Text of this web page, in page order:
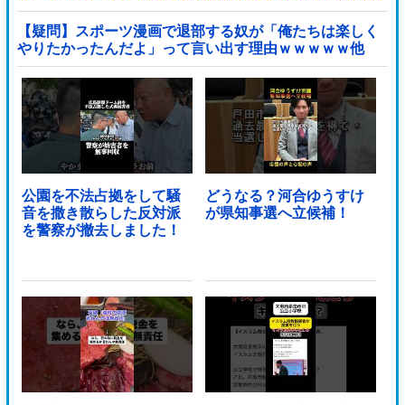
裁を海外メディアが報道！」
【疑問】スポーツ漫画で退部する奴が「俺たちは楽しく
やりたかったんだよ」って言い出す理由ｗｗｗｗｗ他
公園を不法占拠をして騒
音を撒き散らした反対派
を警察が撤去しました！
どうなる？河合ゆうすけ
が県知事選へ立候補！